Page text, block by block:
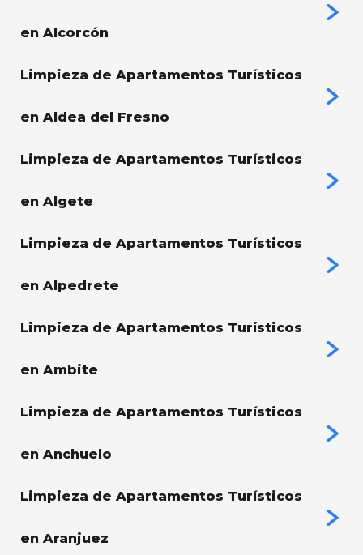
en Alcorcón
Limpieza de Apartamentos Turísticos
en Aldea del Fresno
Limpieza de Apartamentos Turísticos
en Algete
Limpieza de Apartamentos Turísticos
en Alpedrete
Limpieza de Apartamentos Turísticos
en Ambite
Limpieza de Apartamentos Turísticos
en Anchuelo
Limpieza de Apartamentos Turísticos
en Aranjuez